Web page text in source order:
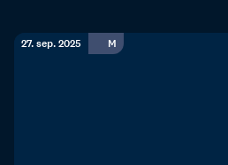
27. sep. 2025 M